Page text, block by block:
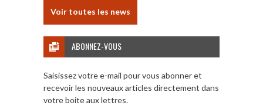
Voir toutes les news
ABONNEZ-VOUS
Saisissez votre e-mail pour vous abonner et
recevoir les nouveaux articles directement dans
votre boite aux lettres.